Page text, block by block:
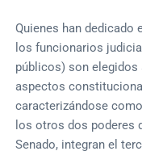
Quienes han dedicado
los funcionarios
públicos) son elegidos
aspectos
caracterizándose
los otros dos poderes
Senado, integran el